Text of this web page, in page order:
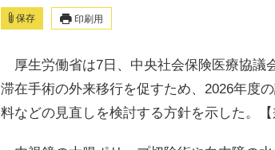
保存 印刷用
厚生労働省は7日、中央社会保険医療協議
滞在手術の外来移行を促すため、2026年度
料などの見直しを検討する方針を示した。【